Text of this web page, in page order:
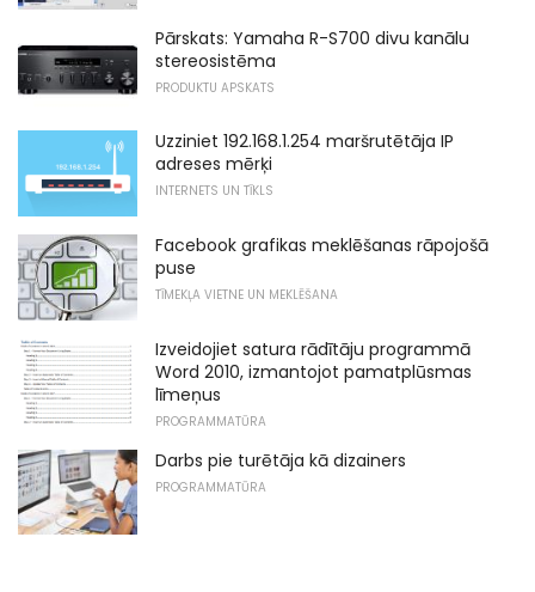
Pārskats: Yamaha R-S700 divu kanālu
stereosistēma
PRODUKTU APSKATS
Uzziniet 192.168.1.254 maršrutētāja IP
adreses mērķi
INTERNETS UN TĪKLS
Facebook grafikas meklēšanas rāpojošā
puse
TĪMEKĻA VIETNE UN MEKLĒŠANA
Izveidojiet satura rādītāju programmā
Word 2010, izmantojot pamatplūsmas
līmeņus
PROGRAMMATŪRA
Darbs pie turētāja kā dizainers
PROGRAMMATŪRA